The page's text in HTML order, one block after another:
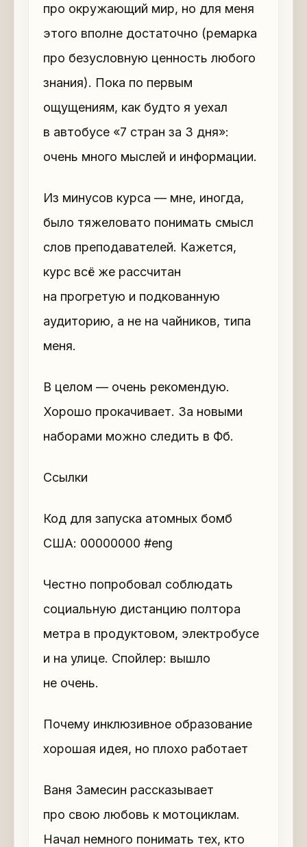
про окружающий мир, но для меня
этого вполне достаточно (ремарка
про безусловную ценность любого
знания). Пока по первым
ощущениям, как будто я уехал
в автобусе «7 стран за 3 дня»:
очень много мыслей и информации.
Из минусов курса — мне, иногда,
было тяжеловато понимать смысл
слов преподавателей. Кажется,
курс всё же рассчитан
на прогретую и подкованную
аудиторию, а не на чайников, типа
меня.
В целом — очень рекомендую.
Хорошо прокачивает. За новыми
наборами можно следить в Фб.
Ссылки
Код для запуска атомных бомб
США: 00000000 #eng
Честно попробовал соблюдать
социальную дистанцию полтора
метра в продуктовом, электробусе
и на улице. Спойлер: вышло
не очень.
Почему инклюзивное образование
хорошая идея, но плохо работает
Ваня Замесин рассказывает
про свою любовь к мотоциклам.
Начал немного понимать тех, кто